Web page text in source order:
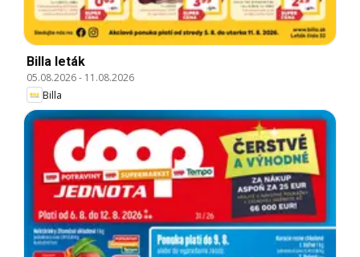
Billa leták
05.08.2026- 11.08.2026
Billa